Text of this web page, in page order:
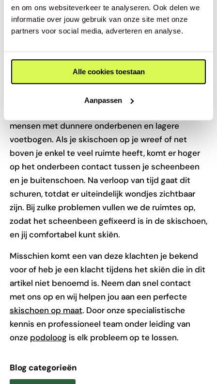
en om ons websiteverkeer te analyseren. Ook delen we
informatie over jouw gebruik van onze site met onze
partners voor social media, adverteren en analyse.
Alle cookies toestaan
Aanpassen
Een bredere schoen biedt hiervoor geen uitkomst.
In plaats daarvan meten we een skischoen op maat
ruimte in de binnenschoen of buitenschaal.
Scheenbeenproblemen
mensen met dunnere onderbenen en lagere
voetbogen. Als je skischoen op je wreef of net
boven je enkel te veel ruimte heeft, komt er hoger
op het onderbeen contact tussen je scheenbeen
en je buitenschoen. Na verloop van tijd gaat dit
schuren, totdat er uiteindelijk wondjes zichtbaar
zijn. Bij zulke problemen vullen we de ruimtes op,
zodat het scheenbeen gefixeerd is in de skischoen,
en jij comfortabel kunt skiën.
Misschien komt een van deze klachten je bekend
voor of heb je een klacht tijdens het skiën die in dit
artikel niet benoemd is. Neem dan snel contact
met ons op en wij helpen jou aan een perfecte
skischoen op maat. Door onze specialistische
kennis en professioneel team onder leiding van
onze podoloog is elk probleem op te lossen.
Blog categorieën